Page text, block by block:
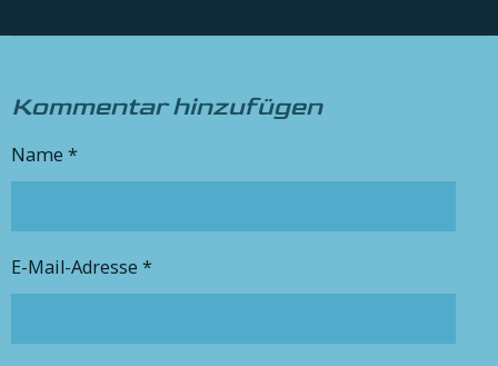
Kommentar hinzufügen
Name *
E-Mail-Adresse *